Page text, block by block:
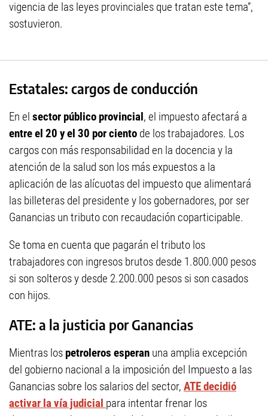
vigencia de las leyes provinciales que tratan este tema”,
sostuvieron.
Estatales: cargos de conducción
En el sector público provincial, el impuesto afectará a
entre el 20 y el 30 por ciento de los trabajadores. Los
cargos con más responsabilidad en la docencia y la
atención de la salud son los más expuestos a la
aplicación de las alícuotas del impuesto que alimentará
las billeteras del presidente y los gobernadores, por ser
Ganancias un tributo con recaudación coparticipable.
Se toma en cuenta que pagarán el tributo los
trabajadores con ingresos brutos desde 1.800.000 pesos
si son solteros y desde 2.200.000 pesos si son casados
con hijos.
ATE: a la justicia por Ganancias
Mientras los petroleros esperan una amplia excepción
del gobierno nacional a la imposición del Impuesto a las
Ganancias sobre los salarios del sector, ATE decidió
activar la vía judicial para intentar frenar los